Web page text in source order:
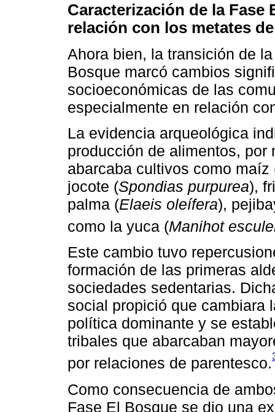
Caracterización de la Fase
relación con los metates
Ahora bien, la transición de
Bosque marcó cambios
socioeconómicas de las
especialmente en relación
La evidencia arqueológica
producción de alimentos,
abarcaba cultivos como maíz
jocote (Spondias purpurea),
palma (Elaeis oleífera),
como la yuca (Manihot
Este cambio tuvo
formación de las primeras
sociedades sedentarias.
social propició que cambiara
política dominante y se
tribales que abarcaban
por relaciones de parentesco.
Como consecuencia de
Fase El Bosque se dio una